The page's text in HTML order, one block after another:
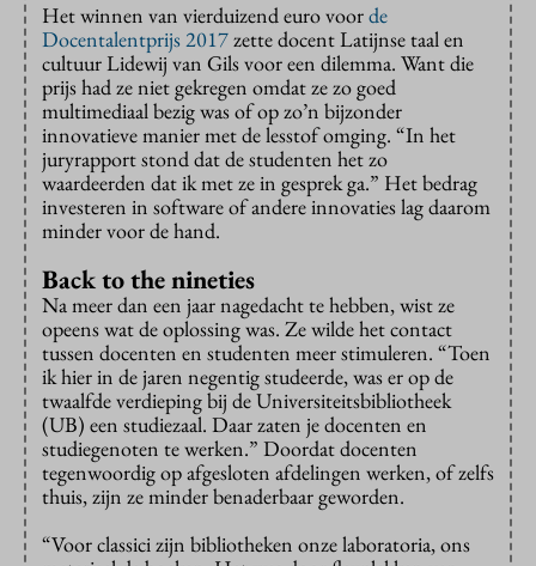
Het winnen van vierduizend euro voorde
Docentalentprijs 2017zette docent Latijnse taal en
cultuur Lidewij van Gils voor een dilemma. Want die
prijs had ze niet gekregen omdat ze zo goed
multimediaal bezig was of op zo’n bijzonder
innovatieve manier met de lesstof omging. “In het
juryrapport stond dat de studenten het zo
waardeerden dat ik met ze in gesprek ga.” Het bedrag
investeren in software of andere innovaties lag daarom
minder voor de hand.
Back to the nineties
Na meer dan een jaar nagedacht te hebben, wist ze
opeens wat de oplossing was. Ze wilde het contact
tussen docenten en studenten meer stimuleren. “Toen
ik hier in de jaren negentig studeerde, was er op de
twaalfde verdieping bij de Universiteitsbibliotheek
(UB) een studiezaal. Daar zaten je docenten en
studiegenoten te werken.” Doordat docenten
tegenwoordig op afgesloten afdelingen werken, of zelfs
thuis, zijn ze minder benaderbaar geworden.
“Voor classici zijn bibliotheken onze laboratoria, ons